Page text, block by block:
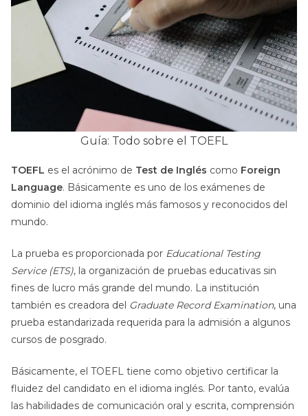
Guía: Todo sobre el TOEFL
TOEFL es el acrónimo de Test de Inglés como Foreign
Language. Básicamente es uno de los exámenes de
dominio del idioma inglés más famosos y reconocidos del
mundo.
La prueba es proporcionada por Educational Testing
Service (ETS), la organización de pruebas educativas sin
fines de lucro más grande del mundo. La institución
también es creadora del Graduate Record Examination, una
prueba estandarizada requerida para la admisión a algunos
cursos de posgrado.
Básicamente, el TOEFL tiene como objetivo certificar la
fluidez del candidato en el idioma inglés. Por tanto, evalúa
las habilidades de comunicación oral y escrita, comprensión